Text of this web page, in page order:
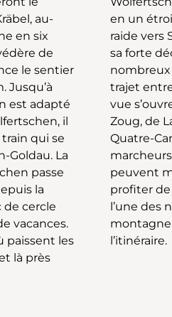
au-
en six
de
le sentier
Jusqu’à
est adapté
il
qui se
Goldau. La
passe
la
de cercle
vacances.
paissent les
là près
en pente
sont
le court
à peu, la
lacs de
celui des
Les
la montée,
halte et
depuis
de
long de
l’itinéraire.